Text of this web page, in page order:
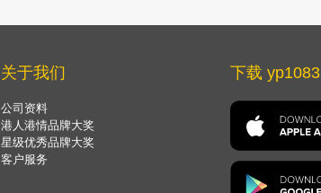
关于我们
公司资料
港人港情品牌大奖
星级优秀品牌大奖
客户服务
下载 yp1083